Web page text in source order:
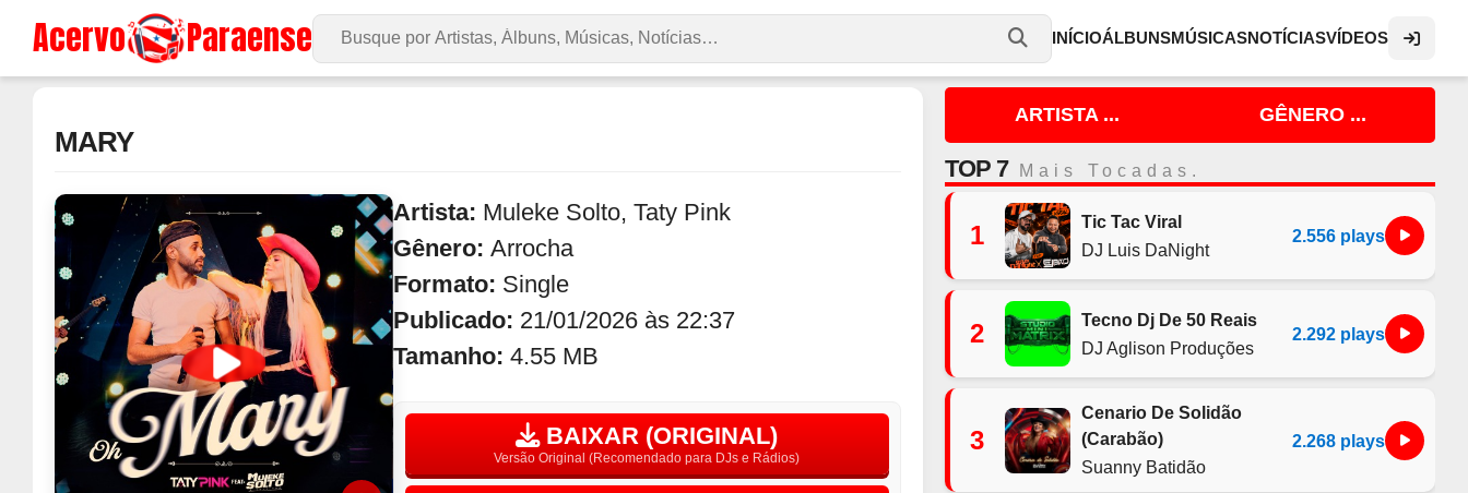
Acervo Paraense Buscar no Site
INÍCIOÁLBUNSMÚSICASNOTÍCIASVÍDEOS
MARY
Artista: Muleke Solto, Taty Pink
Gênero: Arrocha
Formato: Single
Publicado: 21/01/2026 às 22:37
Tamanho: 4.55 MB
BAIXAR (ORIGINAL)
Versão Original (Recomendado para DJs e Rádios)
ARTISTA ... GÊNERO ...
TOP 7 Mais Tocadas.
1
Tic Tac Viral
DJ Luis DaNight
2.556 plays
2
Tecno Dj De 50 Reais
DJ Aglison Produções
2.292 plays
3
Cenario De Solidão
(Carabão)
Suanny Batidão
2.268 plays